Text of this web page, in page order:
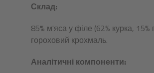
Склад:
85% м'яса у філе (62% курка,
гороховий крохмаль.
Аналітичні компоненти: